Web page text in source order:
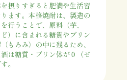
摂りすぎると肥満や生活習
ます。本格焼酎は、製造の
行うことで、原料（芋、
）に含まれる糖質やプリン
もろみ）の中に残るため、
は糖質・プリン体が０（ゼ
。